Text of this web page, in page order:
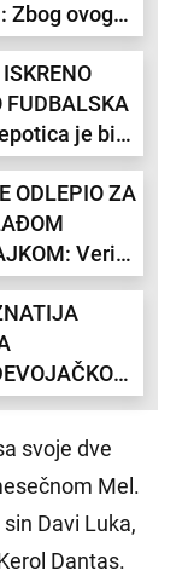
Zbog ovog
ceo svet ga
FUDBALSKA
je bila
ODLEPIO ZA
Verio
SVE, a
kada je
spotistu
sa
od
u
svoje dve
Mel.
Davi Luka,
Dantas.